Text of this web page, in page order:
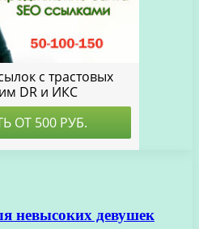
невысоких девушек